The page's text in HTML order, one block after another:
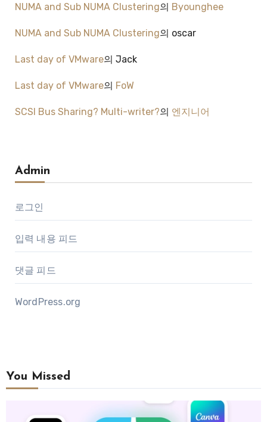
NUMA and Sub NUMA Clustering의 Byounghee
NUMA and Sub NUMA Clustering의 oscar
Last day of VMware의 Jack
Last day of VMware의 FoW
SCSI Bus Sharing? Multi-writer?의 엔지니어
Admin
로그인
입력 내용 피드
댓글 피드
WordPress.org
You Missed